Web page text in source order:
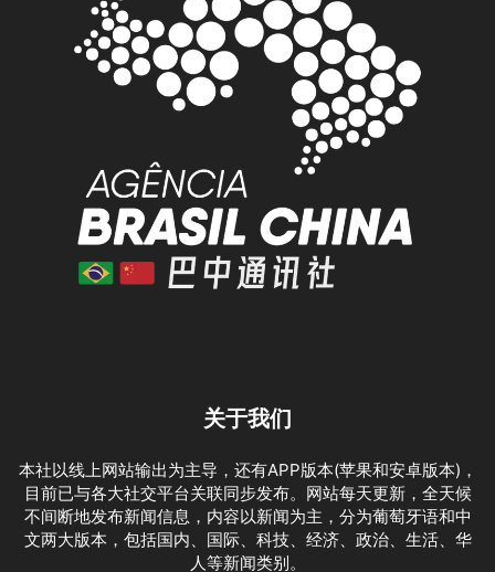
关于我们
本社以线上网站输出为主导，还有APP版本(苹果和安卓版本)，
目前已与各大社交平台关联同步发布。网站每天更新，全天候
不间断地发布新闻信息，内容以新闻为主，分为葡萄牙语和中
文两大版本，包括国内、国际、科技、经济、政治、生活、华
人等新闻类别。